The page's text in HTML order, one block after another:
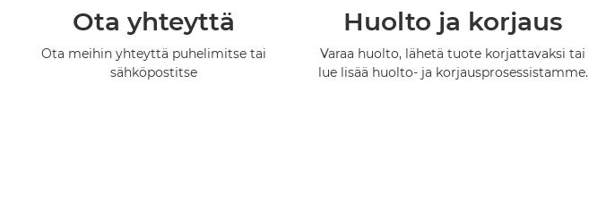
Ota yhteyttä
Ota meihin yhteyttä puhelimitse tai
sähköpostitse
Huolto ja korjaus
Varaa huolto, lähetä tuote korjattavaksi tai
lue lisää huolto- ja korjausprosessistamme.